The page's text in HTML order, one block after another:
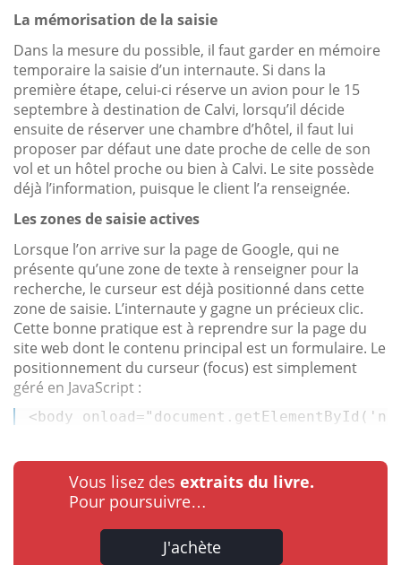
La mémorisation de la saisie
Dans la mesure du possible, il faut garder en mémoire
temporaire la saisie d’un internaute. Si dans la
première étape, celui-ci réserve un avion pour le 15
septembre à destination de Calvi, lorsqu’il décide
ensuite de réserver une chambre d’hôtel, il faut lui
proposer par défaut une date proche de celle de son
vol et un hôtel proche ou bien à Calvi. Le site possède
déjà l’information, puisque le client l’a renseignée.
Les zones de saisie actives
Lorsque l’on arrive sur la page de Google, qui ne
présente qu’une zone de texte à renseigner pour la
recherche, le curseur est déjà positionné dans cette
zone de saisie. L’internaute y gagne un précieux clic.
Cette bonne pratique est à reprendre sur la page du
site web dont le contenu principal est un formulaire. Le
positionnement du curseur (focus) est simplement
géré en JavaScript :
<body onload=
Vous lisez des extraits du livre.
Pour poursuivre…
J'achète